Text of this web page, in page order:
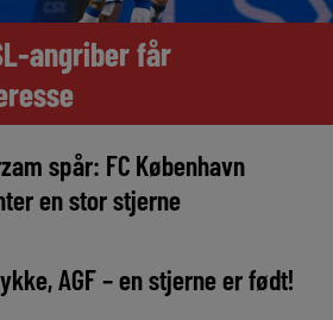
angriber får
spår: FC København
en stor stjerne
AGF – en stjerne er født!